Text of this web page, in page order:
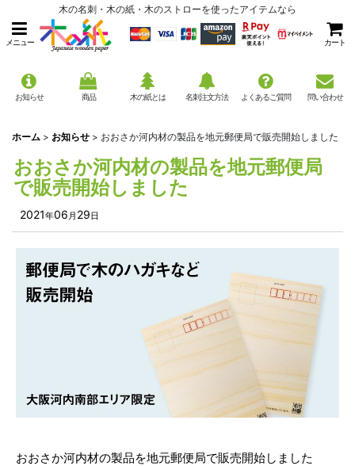
木の名刺・木の紙・木のストローを使ったアイテムなら
メニュー カート
お知らせ 商品 木の紙とは 名刺注文方法 よくあるご質問 問い合わせ
ホーム > お知らせ > おおさか河内材の製品を地元郵便局で販売開始しました
おおさか河内材の製品を地元郵便局
で販売開始しました
2021年06 月 29 日
おおさか河内材の製品を地元郵便局で販売開始しました